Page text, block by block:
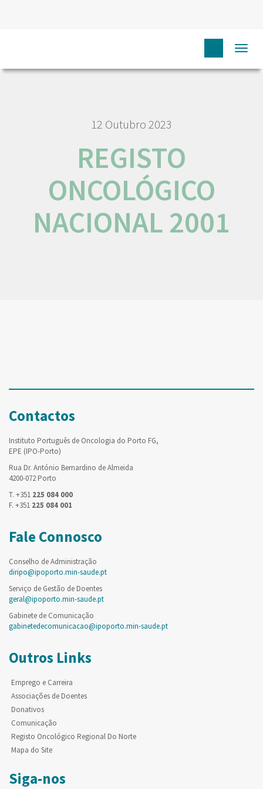
REGISTO ONCOLÓGICO
12 Outubro 2023
REGISTO
ONCOLÓGICO
NACIONAL 2001
Contactos
Instituto Português de Oncologia do Porto FG,
EPE (IPO-Porto)
Rua Dr. António Bernardino de Almeida
4200-072 Porto
T. +351 225 084 000
F. +351 225 084 001
Fale Connosco
Conselho de Administração
diripo@ipoporto.min-saude.pt
Serviço de Gestão de Doentes
geral@ipoporto.min-saude.pt
Gabinete de Comunicação
gabinetedecomunicacao@ipoporto.min-saude.pt
Outros Links
Emprego e Carreira
Associações de Doentes
Donativos
Comunicação
Registo Oncológico Regional Do Norte
Mapa do Site
Siga-nos